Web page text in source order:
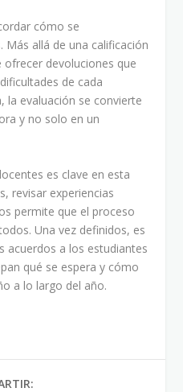
cómo se
allá de una calificación
devoluciones que
de cada
la evaluación se convierte
y no solo en un
es clave en esta
revisar experiencias
permite que el proceso
Una vez definidos, es
acuerdos a los estudiantes
qué se espera y cómo
a lo largo del año.